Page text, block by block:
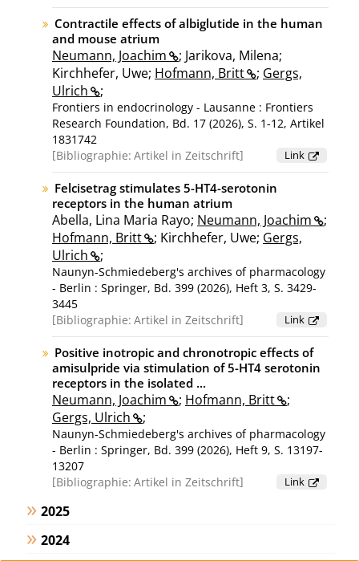
Contractile effects of albiglutide in the human
and mouse atrium
Neumann, Joachim
; Jarikova, Milena;
Kirchhefer, Uwe; Hofmann, Britt ; Gergs,
Ulrich
;
Frontiers in endocrinology - Lausanne : Frontiers
Research Foundation, Bd. 17 (2026), S. 1-12, Artikel
1831742
Bibliographie: Artikel in Zeitschrift Link
Felcisetrag stimulates 5-HT4-serotonin
receptors in the human atrium
Abella, Lina Maria Rayo; Neumann, Joachim
;
Hofmann, Britt
; Kirchhefer, Uwe; Gergs,
Ulrich
;
Naunyn-Schmiedeberg's archives of pharmacology
- Berlin : Springer, Bd. 399 (2026), Heft 3, S. 3429-
3445
Bibliographie: Artikel in Zeitschrift Link
Positive inotropic and chronotropic effects of
amisulpride via stimulation of 5-HT4 serotonin
receptors in the isolated ...
Neumann, Joachim ; Hofmann, Britt
;
Gergs, Ulrich
;
Naunyn-Schmiedeberg's archives of pharmacology
- Berlin : Springer, Bd. 399 (2026), Heft 9, S. 13197-
13207
Bibliographie: Artikel in Zeitschrift Link
2025
2024